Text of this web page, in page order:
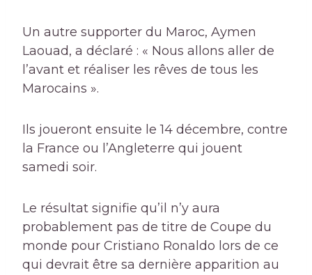
Un autre supporter du Maroc, Aymen
Laouad, a déclaré : « Nous allons aller de
l’avant et réaliser les rêves de tous les
Marocains ».
Ils joueront ensuite le 14 décembre, contre
la France ou l’Angleterre qui jouent
samedi soir.
Le résultat signifie qu’il n’y aura
probablement pas de titre de Coupe du
monde pour Cristiano Ronaldo lors de ce
qui devrait être sa dernière apparition au